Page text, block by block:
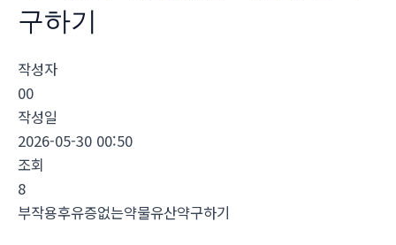
구하기
작성자
00
작성일
2026-05-30 00:50
조회
8
부작용후유증없는약물유산약구하기